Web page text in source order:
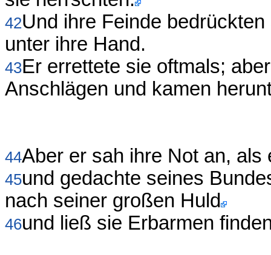
42Und ihre Feinde
unter ihre Hand.
43Er errettete sie oftmals;
Anschlägen und kamen
44Aber er sah ihre Not an, als
45und gedachte seines
nach seiner großen Huld
46und ließ sie Erbarmen